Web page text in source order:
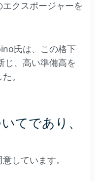
クスポージャーを
氏は、この格下
じ、高い準備高を
。
てであり、
しています。